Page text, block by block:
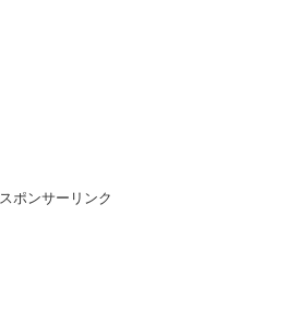
スポンサーリンク